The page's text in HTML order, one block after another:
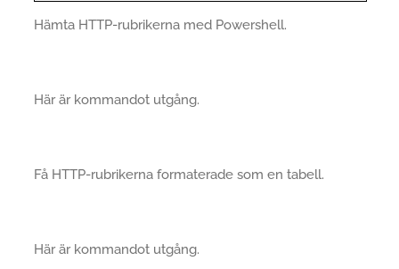
Hämta HTTP-rubrikerna med Powershell.
Här är kommandot utgång.
Få HTTP-rubrikerna formaterade som en tabell.
Här är kommandot utgång.